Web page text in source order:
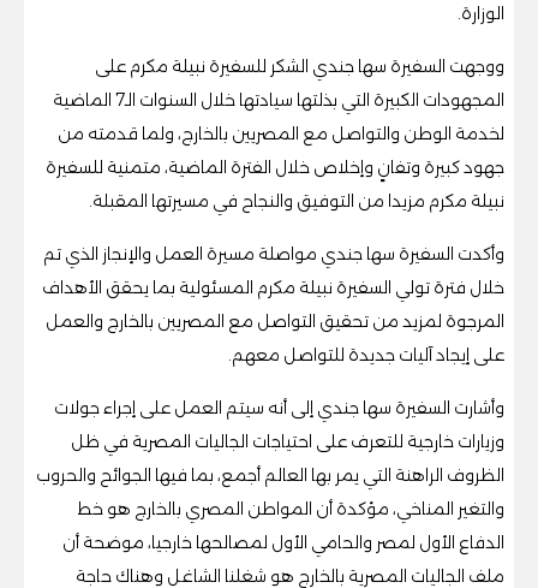
الوزارة.
ووجهت السفيرة سها جندي الشكر للسفيرة نبيلة مكرم على
المجهودات الكبيرة التي بذلتها سيادتها خلال السنوات الـ7 الماضية
لخدمة الوطن والتواصل مع المصريين بالخارج، ولما قدمته من
جهود كبيرة وتفانٍ وإخلاص خلال الفترة الماضية، متمنية للسفيرة
نبيلة مكرم مزيدا من التوفيق والنجاح في مسيرتها المقبلة.
وأكدت السفيرة سها جندي مواصلة مسيرة العمل والإنجاز الذي تم
خلال فترة تولي السفيرة نبيلة مكرم المسئولية بما يحقق الأهداف
المرجوة لمزيد من تحقيق التواصل مع المصريين بالخارج والعمل
على إيجاد آليات جديدة للتواصل معهم.
وأشارت السفيرة سها جندي إلى أنه سيتم العمل على إجراء جولات
وزيارات خارجية للتعرف على احتياجات الجاليات المصرية في ظل
الظروف الراهنة التي يمر بها العالم أجمع، بما فيها الجوائح والحروب
والتغير المناخي، مؤكدة أن المواطن المصري بالخارج هو خط
الدفاع الأول لمصر والحامي الأول لمصالحها خارجيا، موضحة أن
ملف الجاليات المصرية بالخارج هو شغلنا الشاغل وهناك حاجة